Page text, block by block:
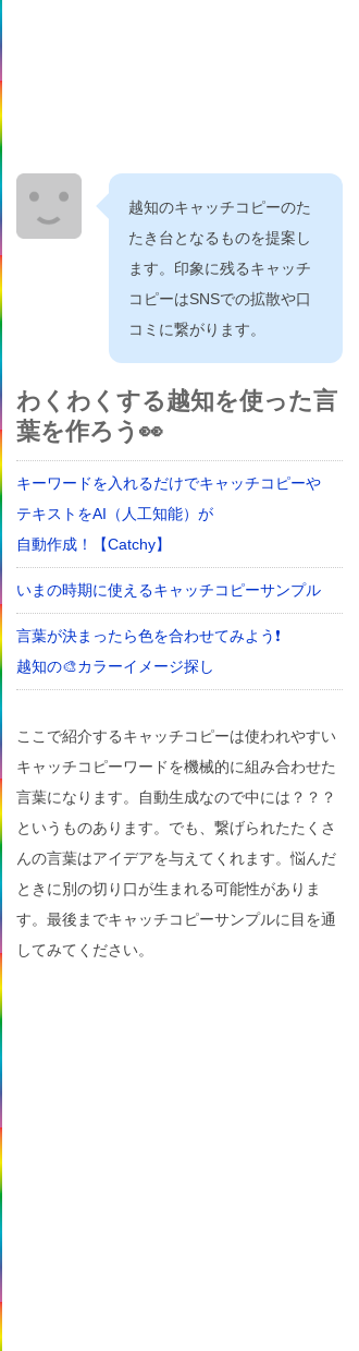
越知のキャッチコピーのた
たき台となるものを提案し
ます。印象に残るキャッチ
コピーはSNSでの拡散や口
コミに繋がります。
わくわくする越知を使った言
葉を作ろう👀
キーワードを入れるだけでキャッチコピーや
テキストをAI（人工知能）が
自動作成！【Catchy】
いまの時期に使えるキャッチコピーサンプル
言葉が決まったら色を合わせてみよう❗
越知の🎨カラーイメージ探し
ここで紹介するキャッチコピーは使われやすい
キャッチコピーワードを機械的に組み合わせた
言葉になります。自動生成なので中には？？？
というものあります。でも、繋げられたたくさ
んの言葉はアイデアを与えてくれます。悩んだ
ときに別の切り口が生まれる可能性がありま
す。最後までキャッチコピーサンプルに目を通
してみてください。